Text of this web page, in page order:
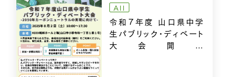
All
令和7年度 山口県中学
生パブリック・ディベート
大会開催